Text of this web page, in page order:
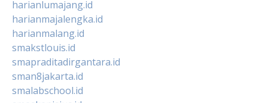
harianlumajang.id
harianmajalengka.id
harianmalang.id
smakstlouis.id
smapraditadirgantara.id
sman8jakarta.id
smalabschool.id